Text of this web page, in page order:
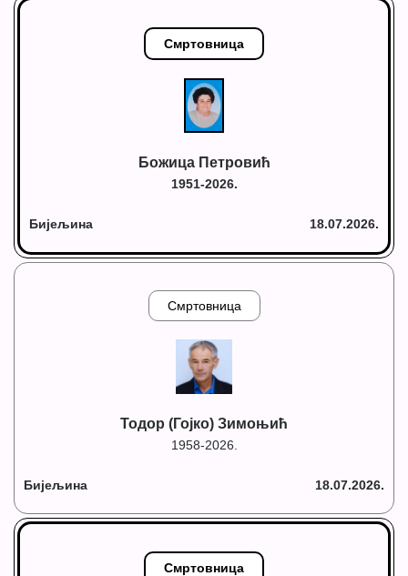
Смртовница
Божица Петровић
1951-2026.
Бијељина 18.07.2026.
Смртовница
Тодор (Гојко) Зимоњић
1958-2026.
Бијељина 18.07.2026.
Смртовница